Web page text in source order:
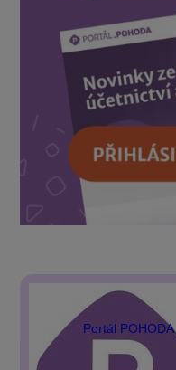
Portál POHODA